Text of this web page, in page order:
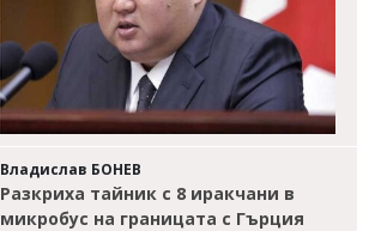
Владислав БОНЕВ
Разкриха тайник с 8 иракчани в
микробус на границата с Гърция